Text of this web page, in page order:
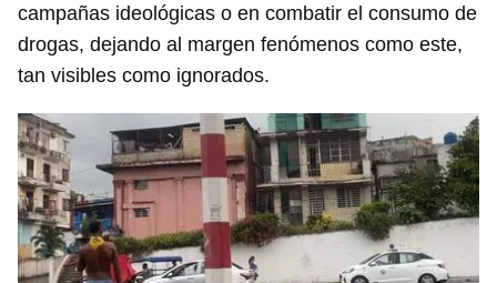
campañas ideológicas o en combatir el consumo de
drogas, dejando al margen fenómenos como este,
tan visibles como ignorados.